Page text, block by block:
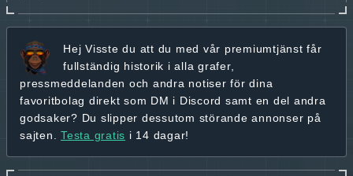
Hej Visste du att du med vår premiumtjänst får
fullständig historik i alla grafer,
pressmeddelanden och andra notiser för dina
favoritbolag direkt som DM i Discord samt en del andra
godsaker? Du slipper dessutom störande annonser på
sajten. Testa gratis i 14 dagar!